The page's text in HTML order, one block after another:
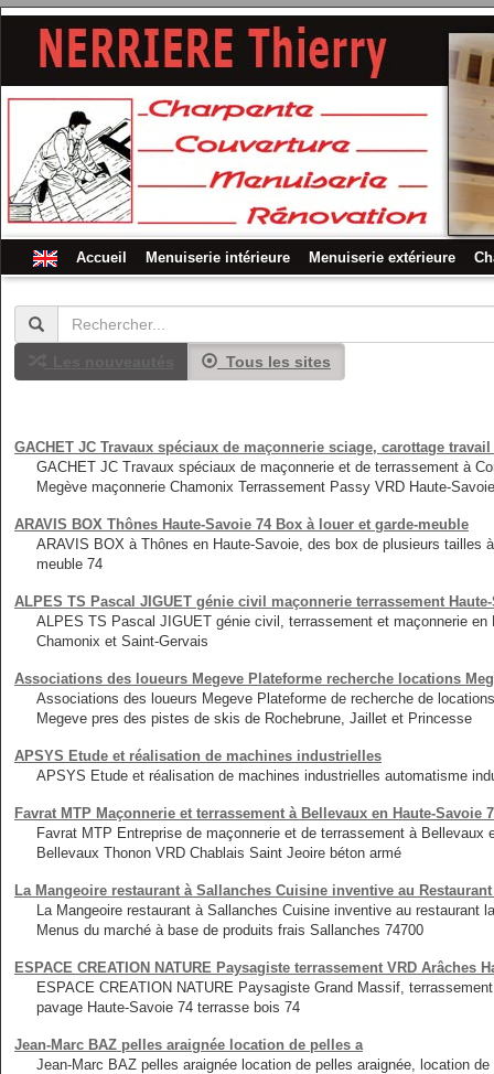
Accueil Menuiserie intérieure Menuiserie extérieure
Tous les sites
GACHET JC Travaux spéciaux de maçonnerie sciage, carottage
GACHET JC Travaux spéciaux de maçonnerie et de terrassement à
Megève maçonnerie Chamonix Terrassement Passy VRD Haute-
ARAVIS BOX Thônes Haute-Savoie 74 Box à louer et garde-meuble
ARAVIS BOX à Thônes en Haute-Savoie, des box de plusieurs
meuble 74
ALPES TS Pascal JIGUET génie civil maçonnerie terrassement
ALPES TS Pascal JIGUET génie civil, terrassement et maçonnerie
Chamonix et Saint-Gervais
Associations des loueurs Megeve Plateforme recherche locations
Associations des loueurs Megeve Plateforme de recherche de
Megeve pres des pistes de skis de Rochebrune, Jaillet et Princesse
APSYS Etude et réalisation de machines industrielles
APSYS Etude et réalisation de machines industrielles automatisme
Favrat MTP Maçonnerie et terrassement à Bellevaux en Haute-Savoie
Favrat MTP Entreprise de maçonnerie et de terrassement à
Bellevaux Thonon VRD Chablais Saint Jeoire béton armé
La Mangeoire restaurant à Sallanches Cuisine inventive au
La Mangeoire restaurant à Sallanches Cuisine inventive au
Menus du marché à base de produits frais Sallanches 74700
ESPACE CREATION NATURE Paysagiste terrassement VRD Arâches
ESPACE CREATION NATURE Paysagiste Grand Massif,
pavage Haute-Savoie 74 terrasse bois 74
Jean-Marc BAZ pelles araignée location de pelles a
Jean-Marc BAZ pelles araignée location de pelles araignée, location